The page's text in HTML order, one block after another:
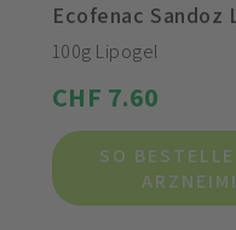
Ecofenac Sandoz
100g Lipogel
CHF 7.60
SO